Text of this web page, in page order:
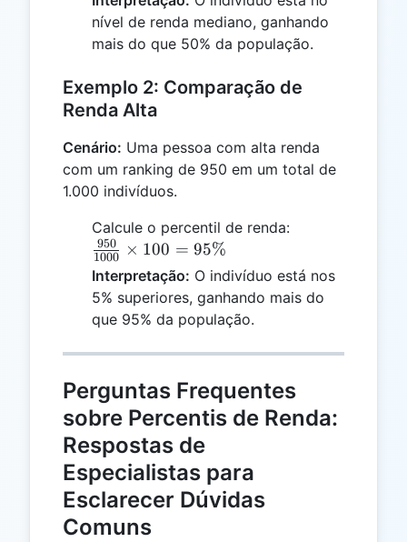
= 50\%
nível de renda mediano, ganhando
mais do que 50% da população.
Exemplo 2: Comparação de
Renda Alta
Cenário: Uma pessoa com alta renda
com um ranking de 950 em um total de
1.000 indivíduos.
Calcule o percentil de renda:
\times 100
= 95\%
1000
950 × 100 = 95%
Interpretação: O indivíduo está nos
5% superiores, ganhando mais do
que 95% da população.
Perguntas Frequentes
sobre Percentis de Renda:
Respostas de
Especialistas para
Esclarecer Dúvidas
Comuns